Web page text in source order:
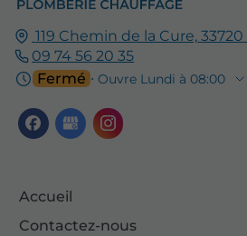
119 Chemin de la Cure, 33720
09 74 56 20 35
Fermé ⋅ Ouvre Lundi à 08:00
Accueil
Contactez-nous